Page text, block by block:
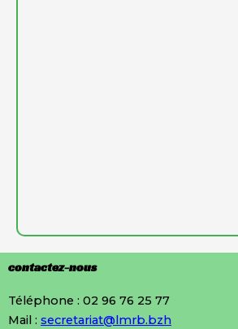
contactez-nous
Téléphone : 02 96 76 25 77
Mail : secretariat@lmrb.bzh